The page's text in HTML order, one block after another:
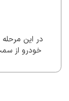
در این
خودرو از